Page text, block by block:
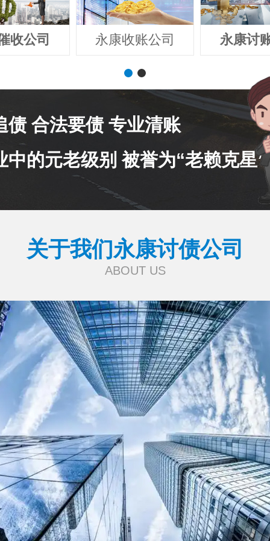
收公司 永康收账公司 永康讨
债 合法要债 专业清账
中的元老级别 被誉为“老赖克星”
关于我们永康讨债公司
ABOUT US